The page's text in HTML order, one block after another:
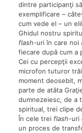
dintre participanţi
exemplificare –
cum vede el – un
Ghidul nostru
flash-uri în care noi
fiecare după cum a
Cei cu percepţii
microfon tuturor
moment deosebit,
parte de atâta
dumnezeiesc, de a
spiritual, trei clipe
În cele trei flash-uri
un proces de